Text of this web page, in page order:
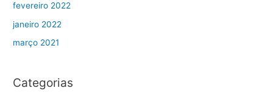
fevereiro 2022
janeiro 2022
março 2021
Categorias